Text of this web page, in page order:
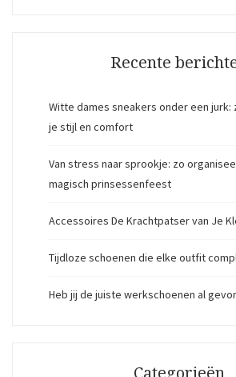
Recente
Witte dames sneakers onder een jurk:
je stijl en comfort
Van stress naar sprookje: zo
magisch prinsessenfeest
Accessoires De Krachtpatser van Je
Tijdloze schoenen die elke outfit
Heb jij de juiste werkschoenen al